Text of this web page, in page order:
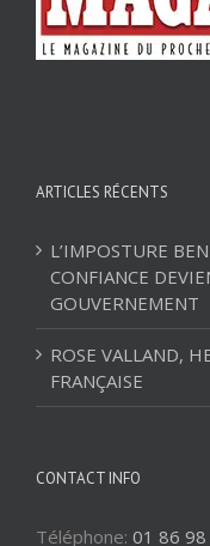
ARTICLES RÉCENTS
L’IMPOSTURE
CONFIANCE
GOUVERNEMENT
ROSE VALLAND,
FRANÇAISE
CONTACT INFO
Téléphone: 01 86